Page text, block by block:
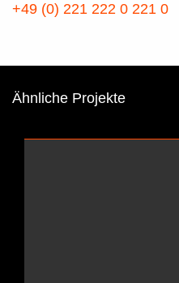
+49 (0) 221 222 0 221 0
Ähnliche Projekte